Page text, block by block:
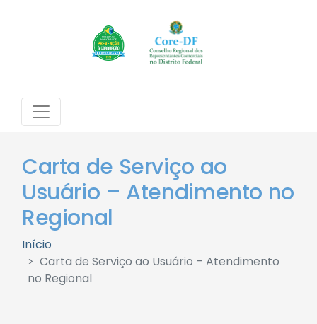
Carta de Serviço ao
Usuário – Atendimento no
Regional
Início
Carta de Serviço ao Usuário – Atendimento
no Regional